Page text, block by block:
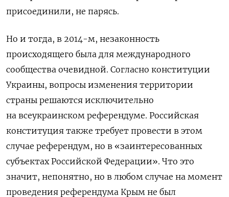
присоединили, не парясь.
Но и тогда, в 2014-м, незаконность
происходящего была для международного
сообщества очевидной. Согласно конституции
Украины, вопросы изменения территории
страны решаются исключительно
на всеукраинском референдуме. Российская
конституция также требует провести в этом
случае референдум, но в «заинтересованных
субъектах Российской Федерации». Что это
значит, непонятно, но в любом случае на момент
проведения референдума Крым не был